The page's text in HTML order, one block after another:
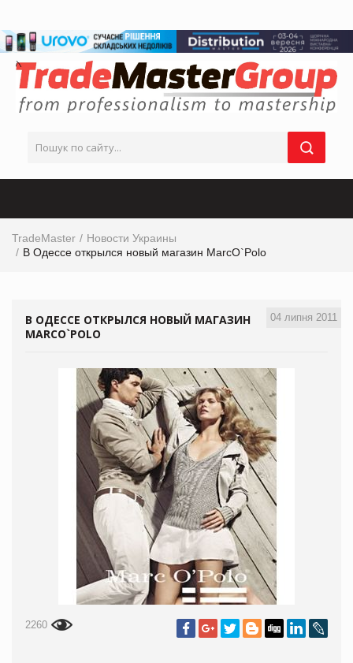
TradeMaster
Новости Украины
В Одессе открылся новый магазин MarcO`Polo
04 липня 2011
В ОДЕССЕ ОТКРЫЛСЯ НОВЫЙ МАГАЗИН
MARCO`POLO
2260